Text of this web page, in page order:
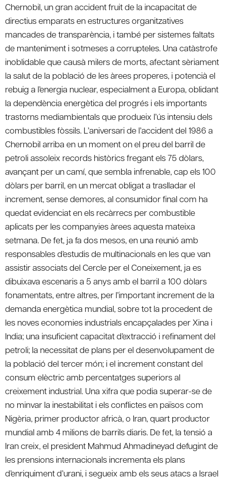
Chernobil, un gran accident fruit de la incapacitat de
directius emparats en estructures organitzatives
mancades de transparència, i també per sistemes faltats
de manteniment i sotmeses a corrupteles. Una catàstrofe
inoblidable que causà milers de morts, afectant sèriament
la salut de la població de les àrees properes, i potencià el
rebuig a l’energia nuclear, especialment a Europa, oblidant
la dependència energètica del progrés i els importants
trastorns mediambientals que produeix l’ús intensiu dels
combustibles fòssils. L’aniversari de l’accident del 1986 a
Chernobil arriba en un moment on el preu del barril de
petroli assoleix records històrics fregant els 75 dòlars,
avançant per un camí, que sembla infrenable, cap els 100
dòlars per barril, en un mercat obligat a traslladar el
increment, sense demores, al consumidor final com ha
quedat evidenciat en els recàrrecs per combustible
aplicats per les companyies àrees aquesta mateixa
setmana. De fet, ja fa dos mesos, en una reunió amb
responsables d’estudis de multinacionals en les que van
assistir associats del Cercle per el Coneixement, ja es
dibuixava escenaris a 5 anys amb el barril a 100 dòlars
fonamentats, entre altres, per l’important increment de la
demanda energètica mundial, sobre tot la procedent de
les noves economies industrials encapçalades per Xina i
India; una insuficient capacitat d’extracció i refinament del
petroli; la necessitat de plans per el desenvolupament de
la població del tercer món; i el increment constant del
consum elèctric amb percentatges superiors al
creixement industrial. Una xifra que podia superar-se de
no minvar la inestabilitat i els conflictes en països com
Nigèria, primer productor africà, o Iran, quart productor
mundial amb 4 milions de barrils diaris. De fet, la tensió a
Iran creix, el president Mahmud Ahmadineyad defugint de
les prensions internacionals incrementa els plans
d’enriquiment d’urani, i segueix amb els seus atacs a Israel